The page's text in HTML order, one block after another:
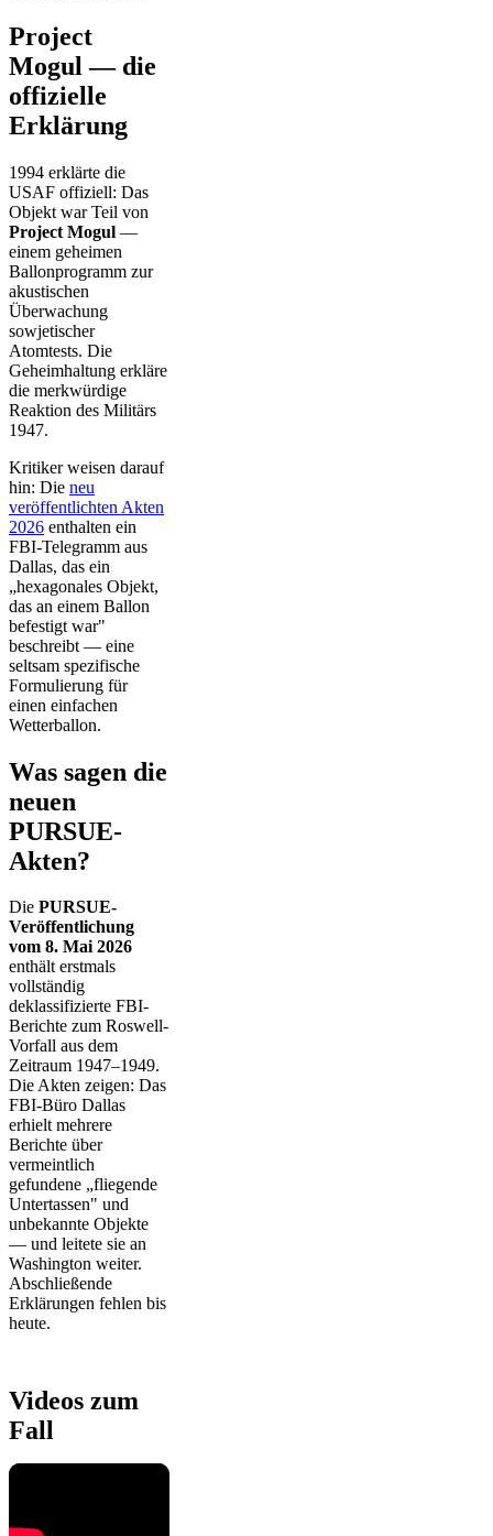
Project
Mogul — die
offizielle
Erklärung
1994 erklärte die
USAF offiziell: Das
Objekt war Teil von
Project Mogul —
einem geheimen
Ballonprogramm zur
akustischen
Überwachung
sowjetischer
Atomtests. Die
Geheimhaltung erkläre
die merkwürdige
Reaktion des Militärs
1947.
Kritiker weisen darauf
hin: Die neu
veröffentlichten Akten
2026 enthalten ein
FBI-Telegramm aus
Dallas, das ein
„hexagonales Objekt,
das an einem Ballon
befestigt war"
beschreibt — eine
seltsam spezifische
Formulierung für
einen einfachen
Wetterballon.
Was sagen die
neuen
PURSUE-
Akten?
Die PURSUE-
Veröffentlichung
vom 8. Mai 2026
enthält erstmals
vollständig
deklassifizierte FBI-
Berichte zum Roswell-
Vorfall aus dem
Zeitraum 1947–1949.
Die Akten zeigen: Das
FBI-Büro Dallas
erhielt mehrere
Berichte über
vermeintlich
gefundene „fliegende
Untertassen" und
unbekannte Objekte
— und leitete sie an
Washington weiter.
Abschließende
Erklärungen fehlen bis
heute.
Videos zum
Fall